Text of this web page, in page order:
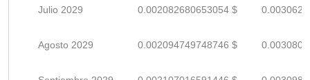
Julio 2029 0.002082680653054 $
Agosto 2029 0.002094749748746 $